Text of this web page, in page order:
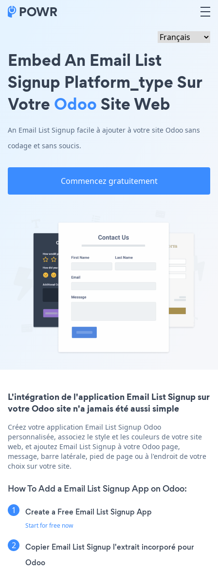
Embed An Email List
Signup Platform_type Sur
Votre OdooSite Web
An Email List Signup facile à ajouter à votre site Odoo sans
codage et sans soucis.
Commencez gratuitement
L'intégration de l'application Email List Signup sur
votre Odoo site n'a jamais été aussi simple
Créez votre application Email List Signup Odoo
personnalisée, associez le style et les couleurs de votre site
web, et ajoutez Email List Signup à votre Odoo page,
message, barre latérale, pied de page ou à l'endroit de votre
choix sur votre site.
How To Add a Email List Signup App on Odoo:
Create a Free Email List Signup App
Start for free now
Copier Email List Signup l'extrait incorporé pour
Odoo